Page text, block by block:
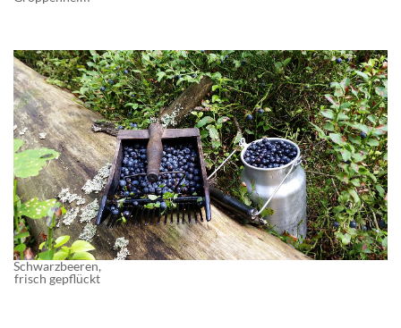
Schwarzbeeren,
frisch gepflückt